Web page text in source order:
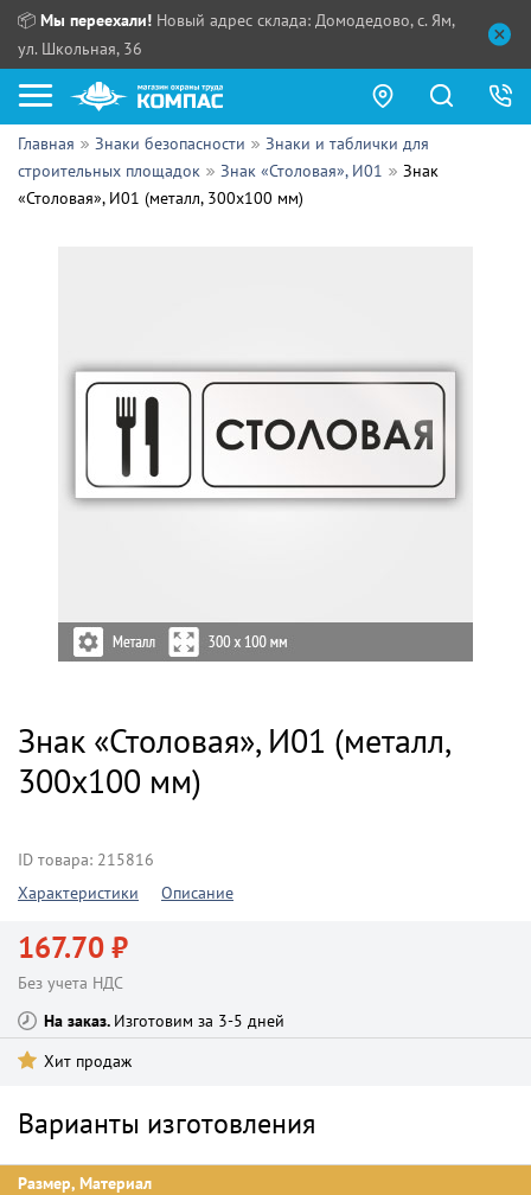
📦 Мы переехали! Новый адрес склада: Домодедово, с. Ям,
ул. Школьная, 36
Как купить?
Прайс-листы
Поставщикам
Контакты
Выдача продукции:
Главная Знаки безопасности
Знаки и таблички для
строительных площадок
Знак «Столовая», И01
Знак
«Столовая», И01 (металл, 300х100 мм)
Знак «Столовая», И01 (металл,
300х100 мм)
ID товара: 215816
Характеристики
Описание
167.70 ₽
Без учета НДС
Хит продаж
На заказ Изготовим за 3-5 дней
Варианты изготовления
Размер, Материал